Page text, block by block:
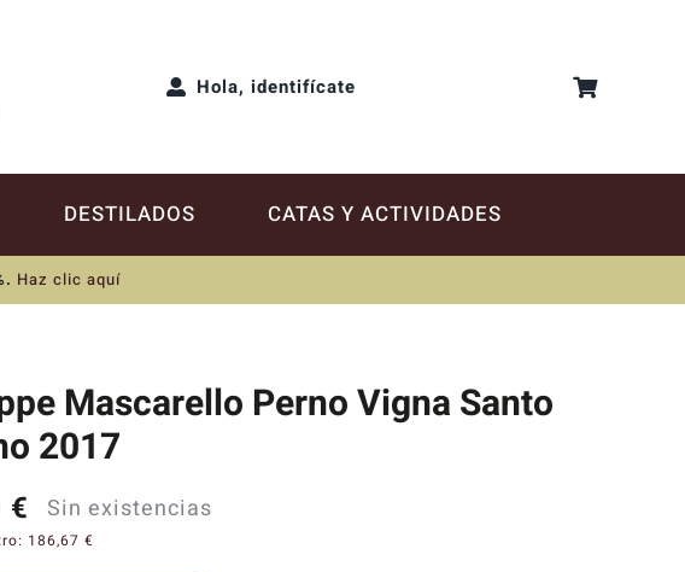
Hola, identifícate
DESTILADOS CATAS Y ACTIVIDADES
. Haz clic aquí
Mascarello Perno Vigna Santo
2017
€ Sin existencias
186,67 €